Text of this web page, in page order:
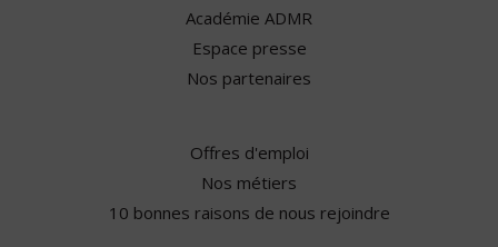
Académie ADMR
Espace presse
Nos partenaires
Offres d'emploi
Nos métiers
10 bonnes raisons de nous rejoindre